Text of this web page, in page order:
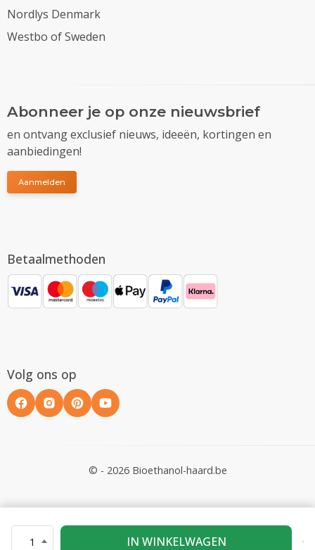
1 IN WINKELWAGEN
Nordlys Denmark
Westbo of Sweden
Abonneer je op onze nieuwsbrief
en ontvang exclusief nieuws, ideeën, kortingen en
aanbiedingen!
Aanmelden
Betaalmethoden
Volg ons op
© - 2026 Bioethanol-haard.be